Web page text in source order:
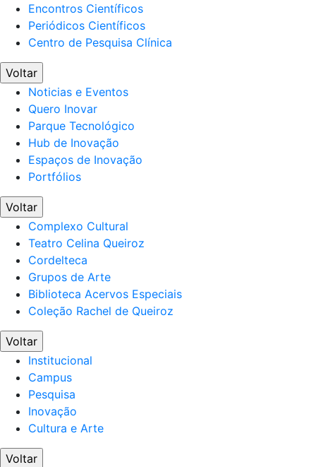
Encontros Científicos
Periódicos Científicos
Centro de Pesquisa Clínica
Voltar
Noticias e Eventos
Quero Inovar
Parque Tecnológico
Hub de Inovação
Espaços de Inovação
Portfólios
Voltar
Complexo Cultural
Teatro Celina Queiroz
Cordelteca
Grupos de Arte
Biblioteca Acervos Especiais
Coleção Rachel de Queiroz
Voltar
Institucional
Campus
Pesquisa
Inovação
Cultura e Arte
Voltar